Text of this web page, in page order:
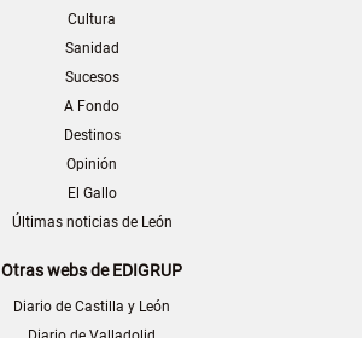
Cultura
Sanidad
Sucesos
A Fondo
Destinos
Opinión
El Gallo
Últimas noticias de León
Otras webs de EDIGRUP
Diario de Castilla y León